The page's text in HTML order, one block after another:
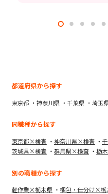
都道府県から探す
東京都 神奈川県 千葉県 埼玉
同職種から探す
東京都×検査 神奈川県×検査
茨城県×検査
群馬県×検査 栃
別の職種から探す
軽作業×栃木県 梱包・仕分け×栃